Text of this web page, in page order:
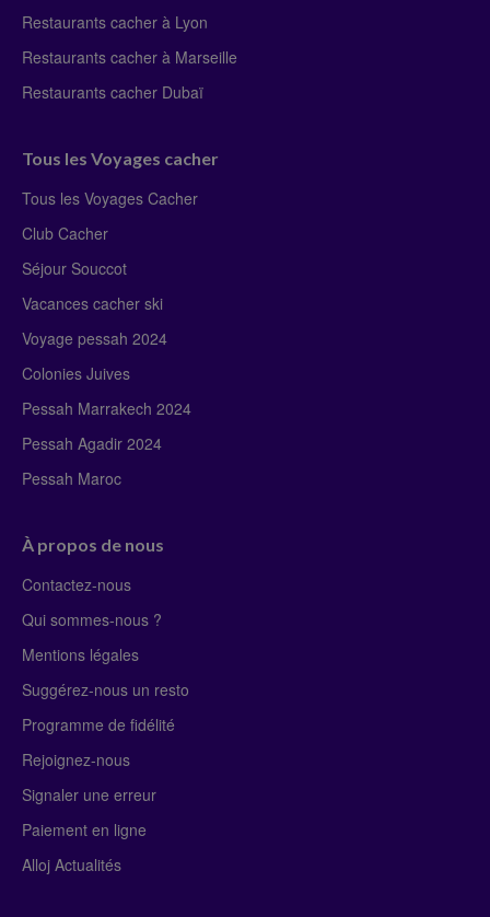
Restaurants cacher à Lyon
Restaurants cacher à Marseille
Restaurants cacher Dubaï
Tous les Voyages cacher
Tous les Voyages Cacher
Club Cacher
Séjour Souccot
Vacances cacher ski
Voyage pessah 2024
Colonies Juives
Pessah Marrakech 2024
Pessah Agadir 2024
Pessah Maroc
À propos de nous
Contactez-nous
Qui sommes-nous ?
Mentions légales
Suggérez-nous un resto
Programme de fidélité
Rejoignez-nous
Signaler une erreur
Paiement en ligne
Alloj Actualités